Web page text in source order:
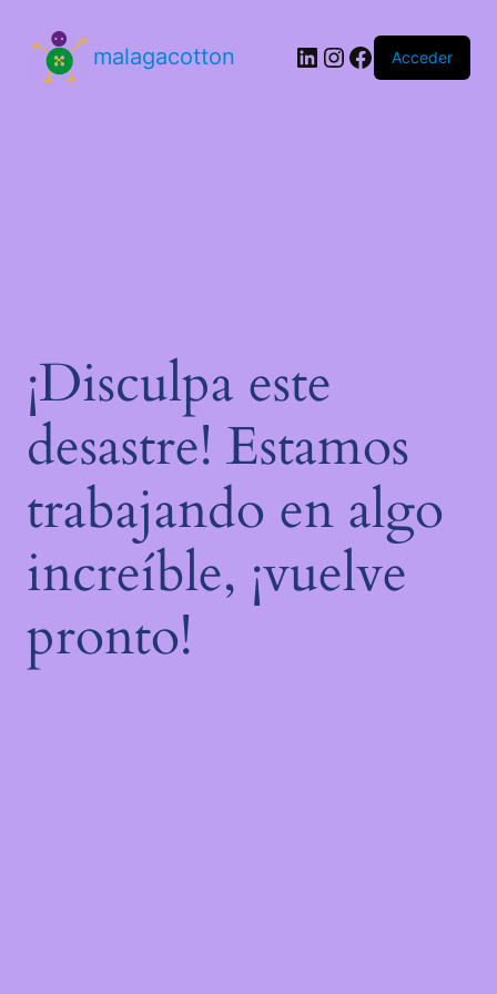
malagacotton Acceder
¡Disculpa este
desastre! Estamos
trabajando en algo
increíble, ¡vuelve
pronto!